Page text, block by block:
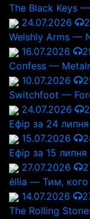
The Black Keys
24.07.2026
Welshly Arms —
16.07.2026
Confess —
10.07.2026
Switchfoot —
24.07.2026
Ефір за 24 липня
15.07.2026
Ефір за 15 липня
27.07.2026
éllia — Тим,
14.07.2026
The Rolling